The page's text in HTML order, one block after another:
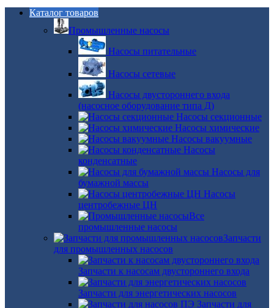
Каталог товаров
Промышленные насосы
Насосы питательные
Насосы сетевые
Насосы двустороннего входа
(насосное оборудование типа Д)
Насосы секционные
Насосы химические
Насосы вакуумные
Насосы
конденсатные
Насосы для
бумажной массы
Насосы
центробежные ЦН
Все
промышленные насосы
Запчасти
для промышленных насосов
Запчасти к насосам двустороннего входа
Запчасти для энергетических насосов
Запчасти для